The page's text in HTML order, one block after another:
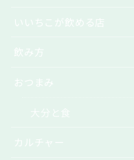
いいちこが飲める店
飲み方
おつまみ
カルチャー